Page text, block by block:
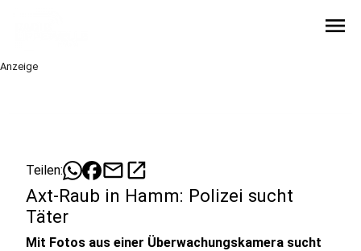
menu
Anzeige
Teilen: mailopen_in_new
Axt-Raub in Hamm: Polizei sucht
Täter
Mit Fotos aus einer Überwachungskamera sucht